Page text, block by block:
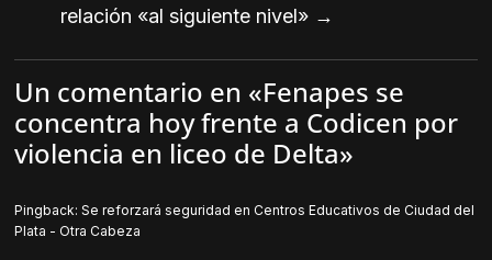
relación «al siguiente nivel» →
Un comentario en «Fenapes se
concentra hoy frente a Codicen por
violencia en liceo de Delta»
Pingback:Se reforzará seguridad en Centros Educativos de Ciudad del
Plata - Otra Cabeza